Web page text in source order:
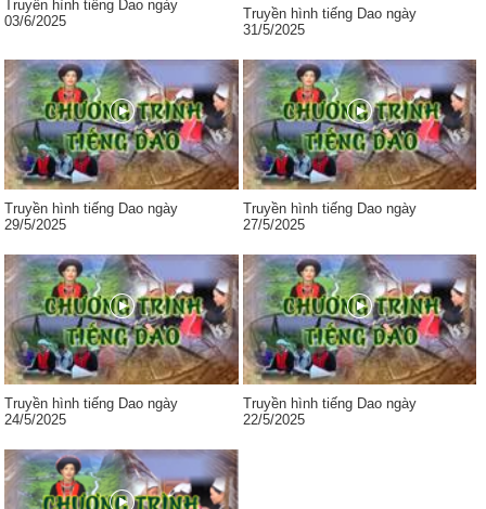
Truyền hình tiếng Dao ngày
03/6/2025
Truyền hình tiếng Dao ngày
31/5/2025
Truyền hình tiếng Dao ngày
29/5/2025
Truyền hình tiếng Dao ngày
27/5/2025
Truyền hình tiếng Dao ngày
24/5/2025
Truyền hình tiếng Dao ngày
22/5/2025